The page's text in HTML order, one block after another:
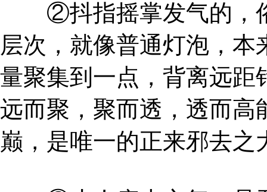
②抖指摇掌发气的，俗
层次，就像普通灯泡，
量聚集到一点，背离远距
远而聚，聚而透，透而高
巅，是唯一的正来邪去之